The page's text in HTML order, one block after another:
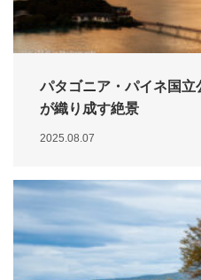
パタゴニア・パイネ国
が織り成す絶景
2025.08.07